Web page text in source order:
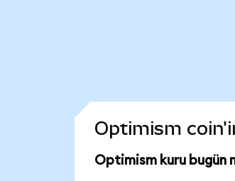
Optimism
Optimism kuru bugün